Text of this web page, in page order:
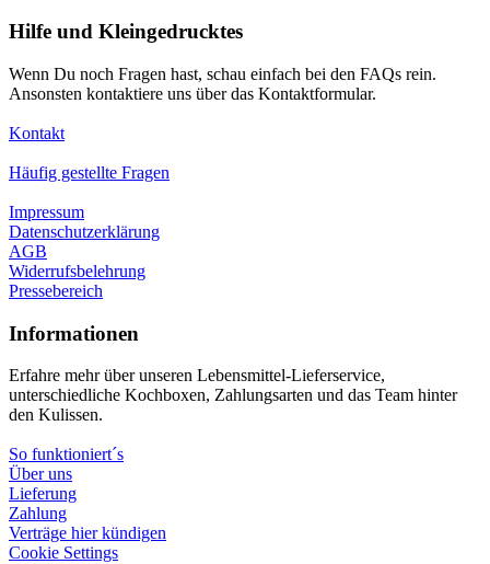
Hilfe und Kleingedrucktes
Wenn Du noch Fragen hast, schau einfach bei den FAQs rein.
Ansonsten kontaktiere uns über das Kontaktformular.
Kontakt
Häufig gestellte Fragen
Impressum
Datenschutzerklärung
AGB
Widerrufsbelehrung
Pressebereich
Informationen
Erfahre mehr über unseren Lebensmittel-Lieferservice,
unterschiedliche Kochboxen, Zahlungsarten und das Team hinter
den Kulissen.
So funktioniert´s
Über uns
Lieferung
Zahlung
Verträge hier kündigen
Cookie Settings